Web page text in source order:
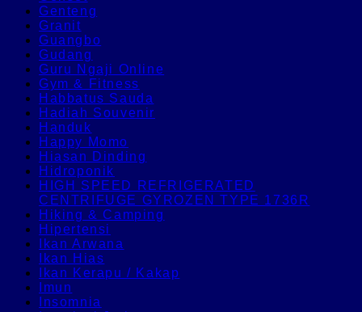
Genteng
Granit
Guangbo
Gudang
Guru Ngaji Online
Gym & Fitness
Habbatus Sauda
Hadiah Souvenir
Handuk
Happy Momo
Hiasan Dinding
Hidroponik
HIGH SPEED REFRIGERATED
CENTRIFUGE GYROZEN TYPE 1736R
Hiking & Camping
Hipertensi
Ikan Arwana
Ikan Hias
Ikan Kerapu / Kakap
Imun
Insomnia